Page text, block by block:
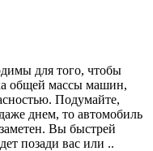
для того, чтобы
общей массы машин,
Подумайте,
днем, то автомобиль
Вы быстрей
позади вас или ..